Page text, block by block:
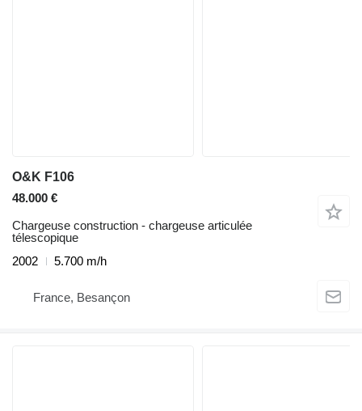
O&K F106
48.000 €
Chargeuse construction - chargeuse articulée
télescopique
2002
5.700 m/h
France, Besançon